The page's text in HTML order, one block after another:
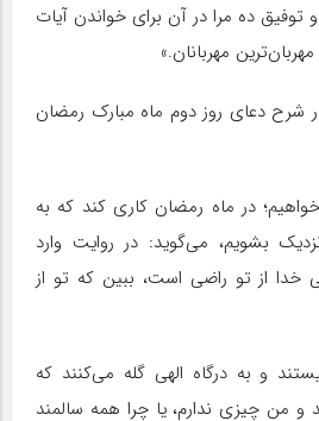
ده مرا در آن برای خواندن آیات
مهربانان.»
شرح دعای روز دوم ماه مبارک رمضان
در ماه رمضان کاری کند که به
بشویم‌، می‌گوید: در روایت وارد
خدا از تو راضی است، ببین که تو از
و به درگاه الهی گله می‌کنند که
و من چیزی ندارم، یا چرا همه سالمند